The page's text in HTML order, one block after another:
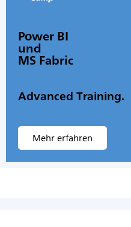
Power BI
und
MS Fabric
Advanced Training.
Mehr erfahren